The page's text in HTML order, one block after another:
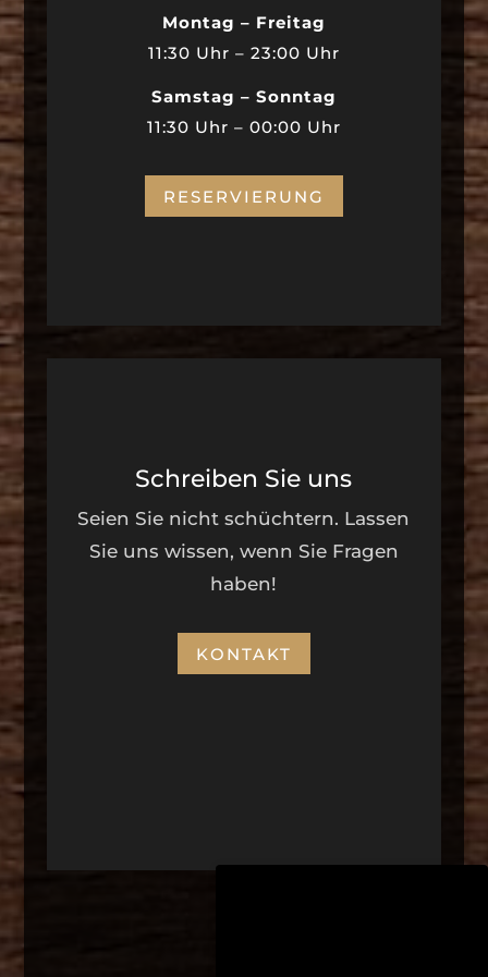
Montag – Freitag
11:30 Uhr – 23:00 Uhr
Samstag – Sonntag
11:30 Uhr – 00:00 Uhr
RESERVIERUNG
Schreiben Sie uns
Seien Sie nicht schüchtern. Lassen
Sie uns wissen, wenn Sie Fragen
haben!
KONTAKT